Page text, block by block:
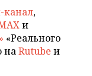
канал,
и
«Реального
наRutube и